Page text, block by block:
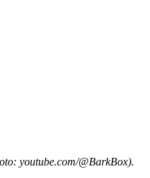
youtube.com/@BarkBox).